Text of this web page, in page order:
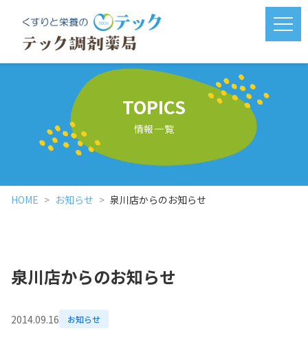
メニ
TOPICS
情報一覧
HOME お知らせ 泉川店からのお知らせ
泉川店からのお知らせ
2014.09.16 お知らせ